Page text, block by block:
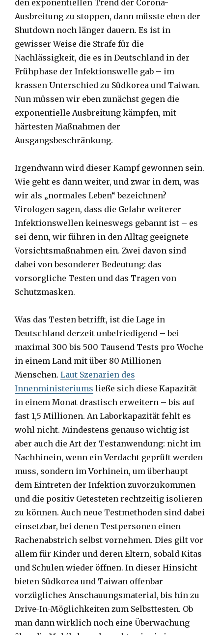
den exponentiellen Trend der Corona-
Ausbreitung zu stoppen, dann müsste eben der
Shutdown noch länger dauern. Es ist in
gewisser Weise die Strafe für die
Nachlässigkeit, die es in Deutschland in der
Frühphase der Infektionswelle gab – im
krassen Unterschied zu Südkorea und Taiwan.
Nun müssen wir eben zunächst gegen die
exponentielle Ausbreitung kämpfen, mit
härtesten Maßnahmen der
Ausgangsbeschränkung.
Irgendwann wird dieser Kampf gewonnen sein.
Wie geht es dann weiter, und zwar in dem, was
wir als „normales Leben“ bezeichnen?
Virologen sagen, dass die Gefahr weiterer
Infektionswellen keineswegs gebannt ist – es
sei denn, wir führen in den Alltag geeignete
Vorsichtsmaßnahmen ein. Zwei davon sind
dabei von besonderer Bedeutung: das
vorsorgliche Testen und das Tragen von
Schutzmasken.
Was das Testen betrifft, ist die Lage in
Deutschland derzeit unbefriedigend – bei
maximal 300 bis 500 Tausend Tests pro Woche
in einem Land mit über 80 Millionen
Menschen. Laut Szenarien des
Innenministeriums ließe sich diese Kapazität
in einem Monat drastisch erweitern – bis auf
fast 1,5 Millionen. An Laborkapazität fehlt es
wohl nicht. Mindestens genauso wichtig ist
aber auch die Art der Testanwendung: nicht im
Nachhinein, wenn ein Verdacht geprüft werden
muss, sondern im Vorhinein, um überhaupt
dem Eintreten der Infektion zuvorzukommen
und die positiv Getesteten rechtzeitig isolieren
zu können. Auch neue Testmethoden sind dabei
einsetzbar, bei denen Testpersonen einen
Rachenabstrich selbst vornehmen. Dies gilt vor
allem für Kinder und deren Eltern, sobald Kitas
und Schulen wieder öffnen. In dieser Hinsicht
bieten Südkorea und Taiwan offenbar
vorzügliches Anschauungsmaterial, bis hin zu
Drive-In-Möglichkeiten zum Selbsttesten. Ob
man dann wirklich noch eine Überwachung